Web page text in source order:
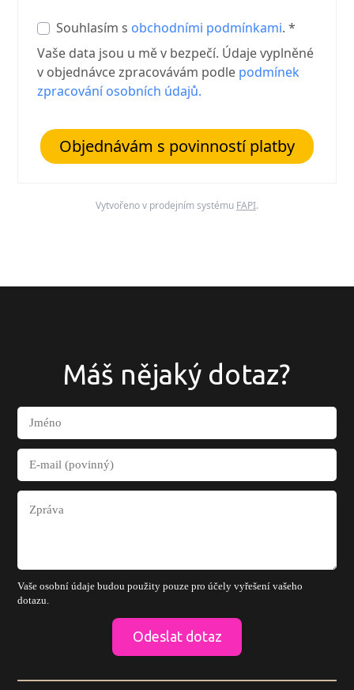
Souhlasím s obchodními podmínkami. *
Vaše data jsou u mě v bezpečí. Údaje vyplněné
v objednávce zpracovávám podle podmínek
zpracování osobních údajů.
Objednávám s povinností platby
Vytvořeno v prodejním systému FAPI.
Máš nějaký dotaz?
Vaše osobní údaje budou použity pouze pro účely vyřešení vašeho
dotazu.
Odeslat dotaz